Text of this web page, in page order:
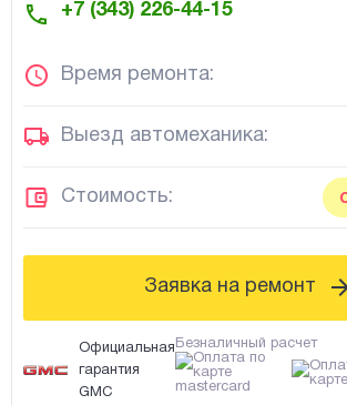
+7 (343) 226-44-15
Время ремонта:
Выезд автомеханика:
Стоимость:
Заявка на ремонт
Официальная
гарантия
GMC
Безналичный расчет